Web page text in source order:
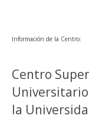
Información de la Centro:
Centro
la